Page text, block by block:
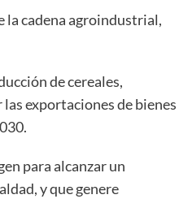
la cadena agroindustrial,
de cereales,
exportaciones de bienes
para alcanzar un
y que genere